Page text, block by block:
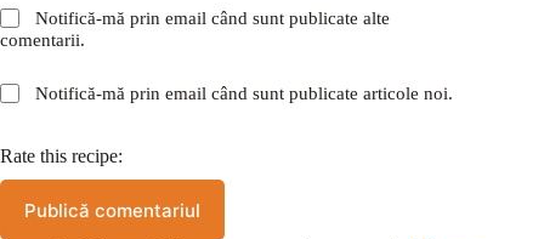
Notifică-mă prin email când sunt publicate alte
comentarii.
Notifică-mă prin email când sunt publicate articole noi.
Rate this recipe:
Publică comentariul